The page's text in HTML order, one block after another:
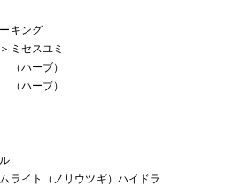
キング
ミセスユミ
ブ）
ハーブ）
ライト（ノリウツギ）ハイドラ